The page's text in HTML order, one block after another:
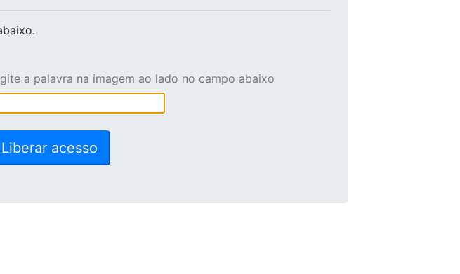
a palavra na imagem ao lado no campo abaixo